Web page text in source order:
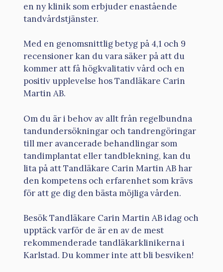
en ny klinik som erbjuder enastående
tandvårdstjänster.
Med en genomsnittlig betyg på 4,1 och 9
recensioner kan du vara säker på att du
kommer att få högkvalitativ vård och en
positiv upplevelse hos Tandläkare Carin
Martin AB.
Om du är i behov av allt från regelbundna
tandundersökningar och tandrengöringar
till mer avancerade behandlingar som
tandimplantat eller tandblekning, kan du
lita på att Tandläkare Carin Martin AB har
den kompetens och erfarenhet som krävs
för att ge dig den bästa möjliga vården.
Besök Tandläkare Carin Martin AB idag och
upptäck varför de är en av de mest
rekommenderade tandläkarklinikerna i
Karlstad. Du kommer inte att bli besviken!